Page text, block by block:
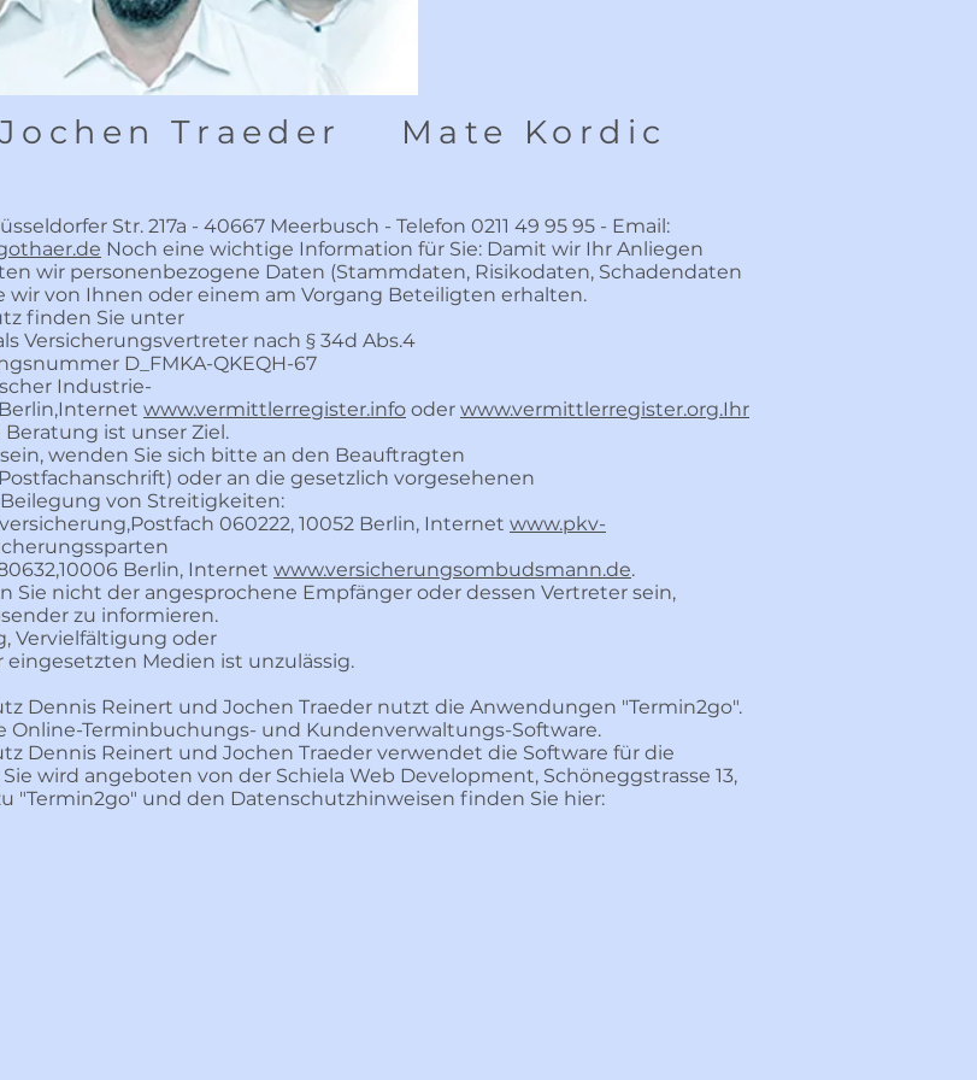
Jochen Traeder Mate Kordic
Str. 217a - 40667 Meerbusch - Telefon 0211 49 95 95 - Email:
Noch eine wichtige Information für Sie: Damit wir Ihr Anliegen
wir personenbezogene Daten (Stammdaten, Risikodaten, Schadendaten
wir von Ihnen oder einem am Vorgang Beteiligten erhalten.
finden Sie unter
Versicherungsvertreter nach § 34d Abs.4
D_FMKA-QKEQH-67
Industrie-
www.vermittlerregister.info oder www.vermittlerregister.org.Ihr
ist unser Ziel.
wenden Sie sich bitte an den Beauftragten
oder an die gesetzlich vorgesehenen
von Streitigkeiten:
060222, 10052 Berlin, Internet www.pkv-
Berlin, Internet www.versicherungsombudsmann.de.
Sie nicht der angesprochene Empfänger oder dessen Vertreter sein,
zu informieren.
Vervielfältigung oder
Medien ist unzulässig.
Dennis Reinert und Jochen Traeder nutzt die Anwendungen "Termin2go".
Online-Terminbuchungs- und Kundenverwaltungs-Software.
Dennis Reinert und Jochen Traeder verwendet die Software für die
wird angeboten von der Schiela Web Development, Schöneggstrasse 13,
"Termin2go" und den Datenschutzhinweisen finden Sie hier: